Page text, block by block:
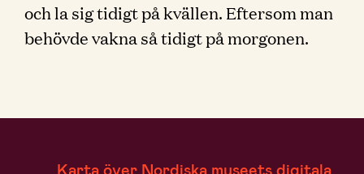
och la sig tidigt på kvällen. Eftersom man
behövde vakna så tidigt på morgonen.
Karta över Nordiska museets digitala